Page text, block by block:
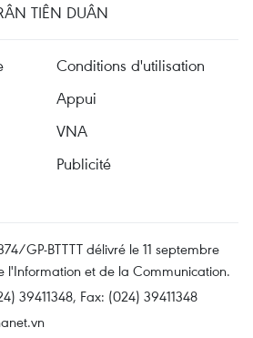
TIÊN DUÂN
Conditions d'utilisation
Appui
VNA
Publicité
GP-BTTTT délivré le 11 septembre
l'Information et de la Communication.
39411348, Fax: (024) 39411348